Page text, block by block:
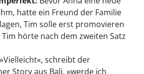
hatte ein Freund der Familie
Tim solle erst promovieren
hörte nach dem zweiten Satz
»Vielleicht«, schreibt der
Story aus Bali, »werde ich